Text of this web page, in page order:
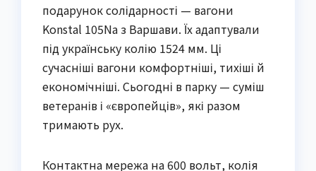
подарунок солідарності — вагони
Konstal 105Na з Варшави. Їх адаптували
під українську колію 1524 мм. Ці
сучасніші вагони комфортніші, тихіші й
економічніші. Сьогодні в парку — суміш
ветеранів і «європейців», які разом
тримають рух.
Контактна мережа на 600 вольт, колія